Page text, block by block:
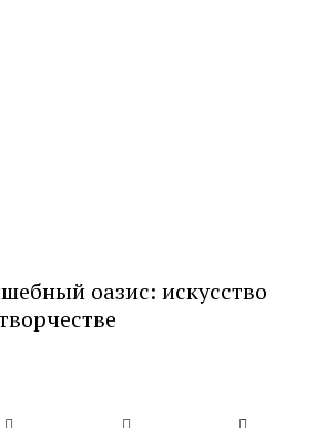
оазис: искусство